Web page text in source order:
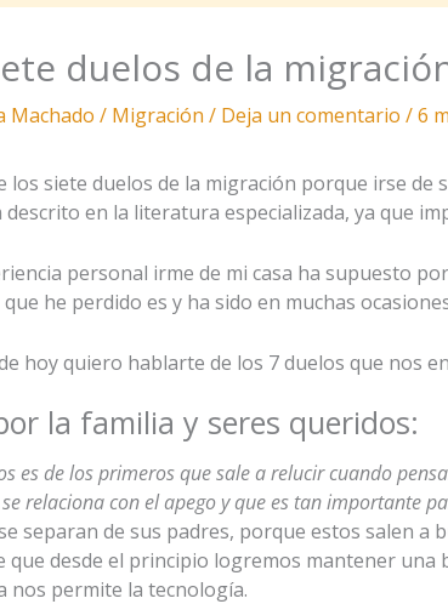
duelos de la
Machado / Migración / Deja un comentario /6
los siete duelos de la migración porque irse
descrito en la literatura especializada, ya que
personal irme de mi casa ha supuesto
he perdido es y ha sido en muchas
hoy quiero hablarte de los 7 duelos que nos
la familia y seres queridos:
es de los primeros que sale a relucir cuando
relaciona con el apego y que es tan importante
separan de sus padres, porque estos salen
que desde el principio logremos mantener una
nos permite la tecnología.